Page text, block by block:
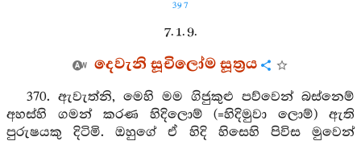
397
7. 1. 9.
දෙවැනි සූචිලෝම සූත්‍රය
370. ඇවැත්නි, මෙහි මම ගිජුකුළු පව්වෙන් බස්නෙම්
අහස්හි ගමන් කරණ හිදිලොම් (=හිදිමුවා ලොම්) ඇති
පුරුෂයකු දිටිමි. ඔහුගේ ඒ හිදි හිසෙහි පිවිස මුවෙන්